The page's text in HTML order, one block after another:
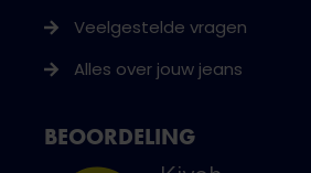
Veelgestelde vragen
Alles over jouw jeans
BEOORDELING